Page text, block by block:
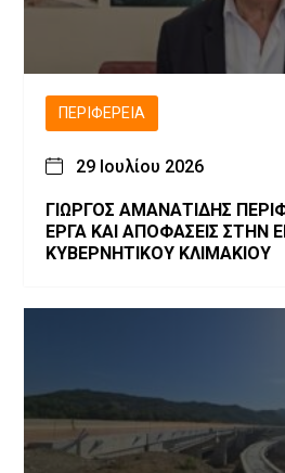
ΠΕΡΙΦΈΡΕΙΑ
29 Ιουλίου 2026
ΓΙΩΡΓΟΣ ΑΜΑΝΑΤΙΔΗΣ
ΕΡΓΑ ΚΑΙ ΑΠΟΦΑΣΕΙΣ ΣΤΗΝ
ΚΥΒΕΡΝΗΤΙΚΟΥ ΚΛΙΜΑΚΙΟΥ